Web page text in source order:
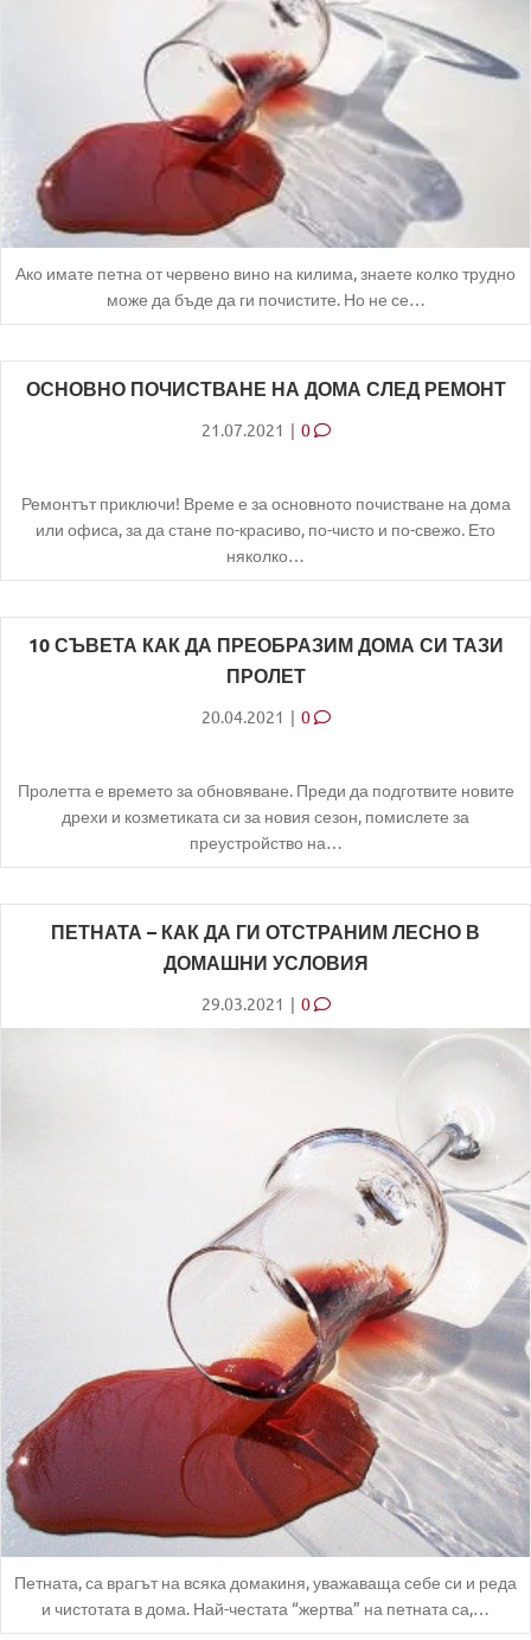
Ако имате петна от червено вино на килима, знаете колко трудно
може да бъде да ги почистите. Но не се…
ОСНОВНО ПОЧИСТВАНЕ НА ДОМА СЛЕД РЕМОНТ
21.07.2021 | 0
Ремонтът приключи! Време е за основното почистване на дома
или офиса, за да стане по-красиво, по-чисто и по-свежо. Ето
няколко…
10 СЪВЕТА КАК ДА ПРЕОБРАЗИМ ДОМА СИ ТАЗИ
ПРОЛЕТ
20.04.2021 | 0
Пролетта е времето за обновяване. Преди да подготвите новите
дрехи и козметиката си за новия сезон, помислете за
преустройство на…
ПЕТНАТА – КАК ДА ГИ ОТСТРАНИМ ЛЕСНО В
ДОМАШНИ УСЛОВИЯ
29.03.2021 | 0
Петната, са врагът на всяка домакиня, уважаваща себе си и реда
и чистотата в дома. Най-честата “жертва” на петната са,…